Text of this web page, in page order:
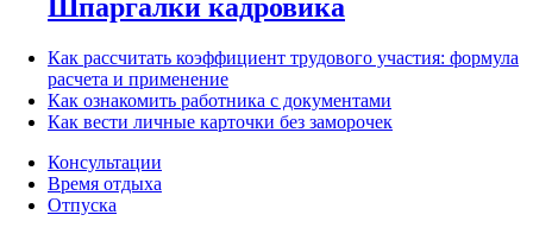
Шпаргалки кадровика
Как рассчитать коэффициент трудового участия: формула
расчета и применение
Как ознакомить работника с документами
Как вести личные карточки без заморочек
Консультации
Время отдыха
Отпуска